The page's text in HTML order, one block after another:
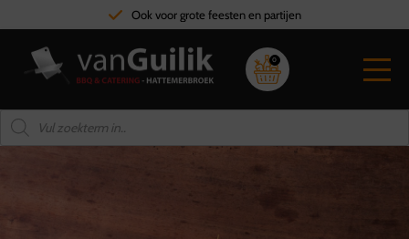
Ook voor grote feesten en partijen
0